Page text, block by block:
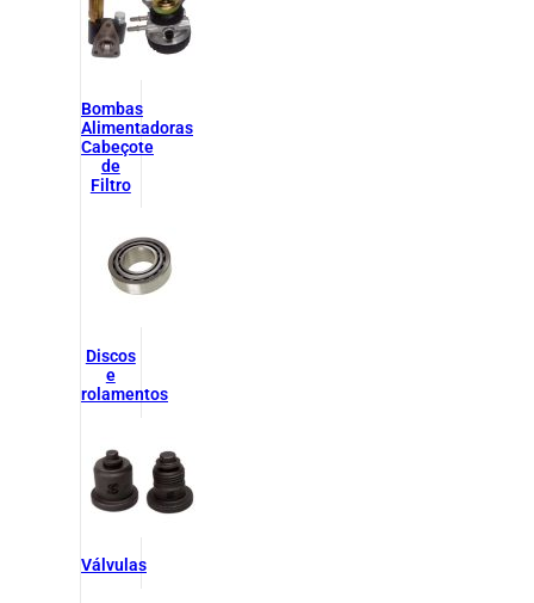
Bombas
Alimentadoras
Cabeçote
de
Filtro
Discos
e
rolamentos
Válvulas